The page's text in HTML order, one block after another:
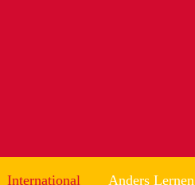
International Anders Lernen